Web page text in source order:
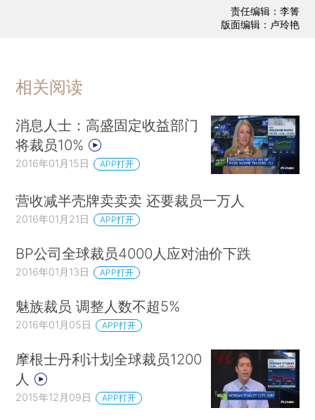
责任编辑：李箐
版面编辑：卢玲艳
相关阅读
消息人士：高盛固定收益部门
将裁员10%
2016年01月15日 APP打开
营收减半壳牌卖卖卖 还要裁员一万人
2016年01月21日 APP打开
BP公司全球裁员4000人应对油价下跌
2016年01月13日 APP打开
魅族裁员 调整人数不超5%
2016年01月05日 APP打开
摩根士丹利计划全球裁员1200
人
2015年12月09日 APP打开